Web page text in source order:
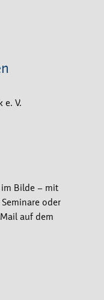
e. V.
im Bilde – mit
oder
auf dem